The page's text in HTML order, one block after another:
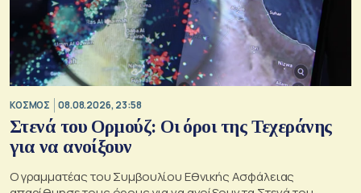
ΚΟΣΜΟΣ 08.08.2026, 23:58
Στενά του Ορμούζ: Οι όροι της Τεχεράνης
για να ανοίξουν
Ο γραμματέας του Συμβουλίου Εθνικής Ασφάλειας